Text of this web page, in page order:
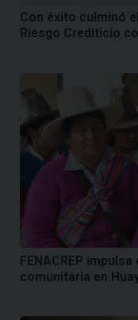
Con éxito culminó
Riesgo Crediticio
FENACREP
comunitaria en